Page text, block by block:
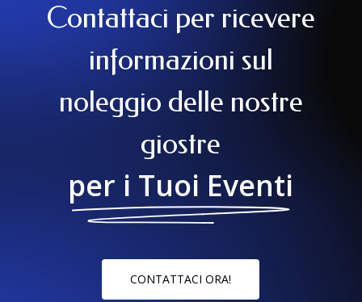
Contattaci per ricevere
informazioni sul
noleggio delle nostre
giostre
per i Tuoi Eventi
CONTATTACI ORA!